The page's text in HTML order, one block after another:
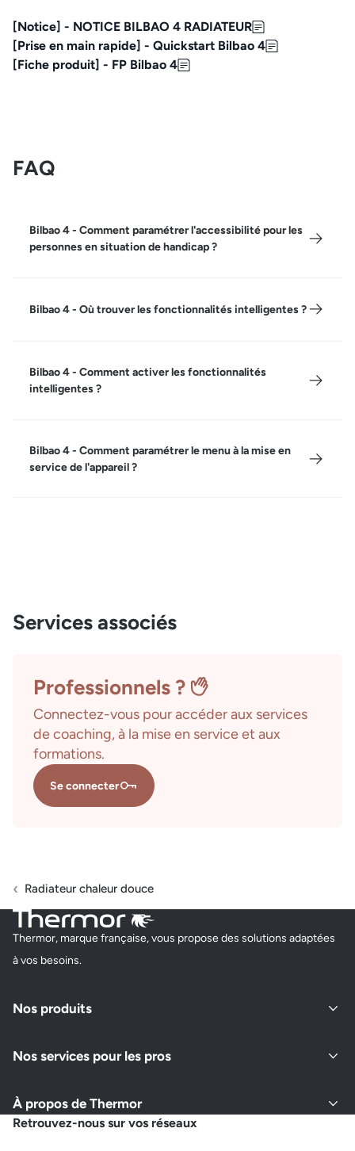
[Notice] - NOTICE BILBAO 4 RADIATEUR
[Prise en main rapide] - Quickstart Bilbao 4
[Fiche produit] - FP Bilbao 4
FAQ
Bilbao 4 - Comment paramétrer l'accessibilité pour les
personnes en situation de handicap ?
Bilbao 4 - Où trouver les fonctionnalités intelligentes ?
Bilbao 4 - Comment activer les fonctionnalités
intelligentes ?
Bilbao 4 - Comment paramétrer le menu à la mise en
service de l'appareil ?
Services associés
Professionnels ?
Connectez-vous pour accéder aux services
de coaching, à la mise en service et aux
formations.
Se connecter
Radiateur chaleur douce
Thermor, marque française, vous propose des solutions adaptées
à vos besoins.
Nos produits
Nos services pour les pros
À propos de Thermor
Retrouvez-nous sur vos réseaux